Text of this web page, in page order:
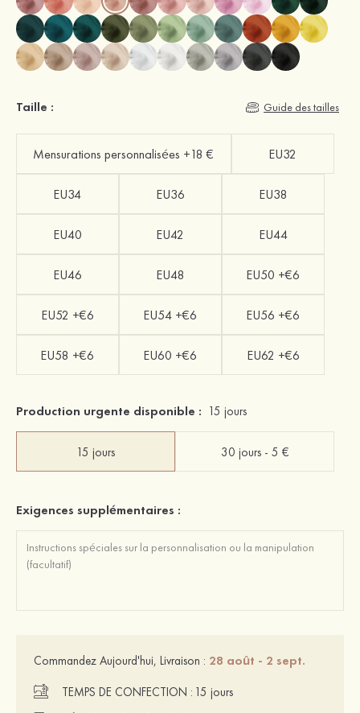
Taille : Guide des tailles
Mensurations personnalisées +18 € EU32
EU34 EU36 EU38
EU40 EU42 EU44
EU46 EU48 EU50 +€6
EU52 +€6 EU54 +€6 EU56 +€6
EU58 +€6 EU60 +€6 EU62 +€6
Production urgente disponible : 15 jours
15 jours 30 jours - 5 €
Exigences supplémentaires :
Commandez Aujourd'hui, Livraison : 28 août - 2 sept.
TEMPS DE CONFECTION : 15 jours